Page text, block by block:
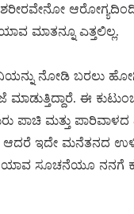
ಶರೀರವೇನೋ
ಮಾತನ್ನೂ ಎತ್ತಲಿಲ್ಲ.
ನೋಡಿ ಬರಲು
ಈ
ಪಾಚಿ ಮತ್ತು
ಆದರೆ ಇದೇ ಮನೆತನದ
ಸೂಚನೆಯೂ ನನಗೆ